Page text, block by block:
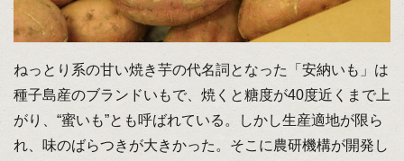
ねっとり系の甘い焼き芋の代名詞となった「安納いも」は
種子島産のブランドいもで、焼くと糖度が40度近くまで上
がり、“蜜いも”とも呼ばれている。しかし生産適地が限ら
れ、味のばらつきが大きかった。そこに農研機構が開発し